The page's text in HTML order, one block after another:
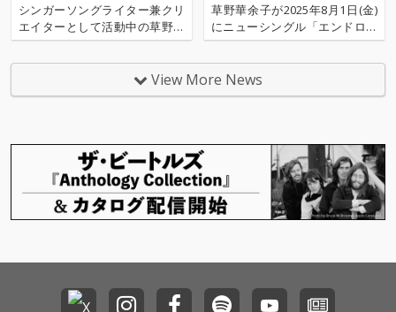
シンガーソングライター兼クリ
エイターとして活動中の草野華
余子が、New Digital Single「Ri
sing Fish」を2025年11月5日(水)
0時に配信リリースする。 3ヶ月
連続配信リリースに続き、2025
草野華余子が2025年8月1日(金)
にニューシングル「エンドロー
ルから始まるから」をリリース
する。 本作は3ヶ月連続リリー
スの第3弾シングル。自らの半
生を振り返り綴った渾身のバラ
引っ提げて、8月
View More News